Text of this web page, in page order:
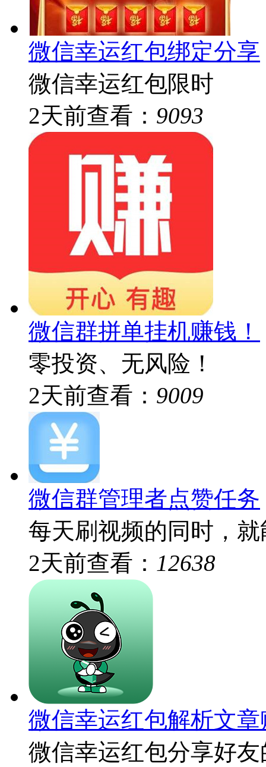
微信幸运红包绑定分享
微信幸运红包限时
2天前查看： 9093
微信群拼单挂机赚钱！
零投资、无风险！
2天前查看： 9009
微信群管理者点赞任务
每天刷视频的同时，
2天前查看： 12638
微信幸运红包解析文
微信幸运红包分享好